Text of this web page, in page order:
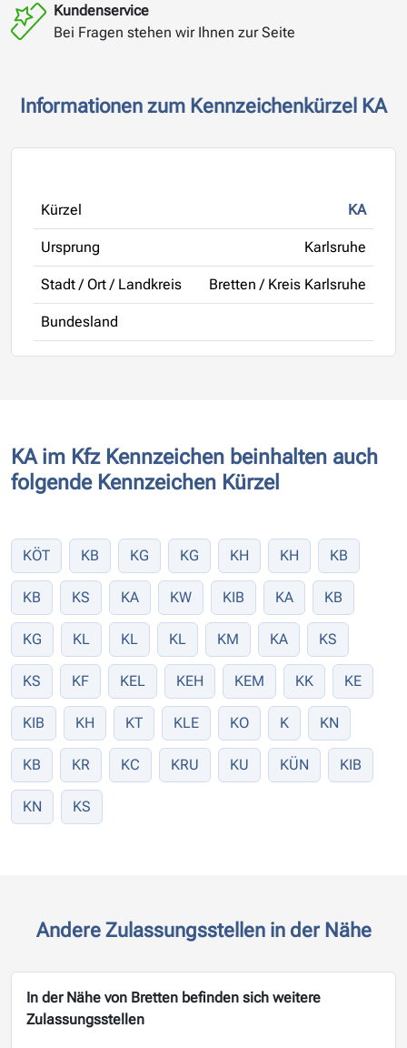
Kundenservice
Bei Fragen stehen wir Ihnen zur Seite
Informationen zum Kennzeichenkürzel KA
Kürzel KA
Ursprung Karlsruhe
Stadt / Ort / Landkreis Bretten / Kreis Karlsruhe
Bundesland
KA im Kfz Kennzeichen beinhalten auch
folgende Kennzeichen Kürzel
KÖT KB KG KG KH KH KB
KB KS KA KW KIB KA KB
KG KL KL KL KM KA KS
KS KF KEL KEH KEM KK KE
KIB KH KT KLE KO K KN
KB KR KC KRU KU KÜN KIB
KN KS
Andere Zulassungsstellen in der Nähe
In der Nähe von Bretten befinden sich weitere
Zulassungsstellen